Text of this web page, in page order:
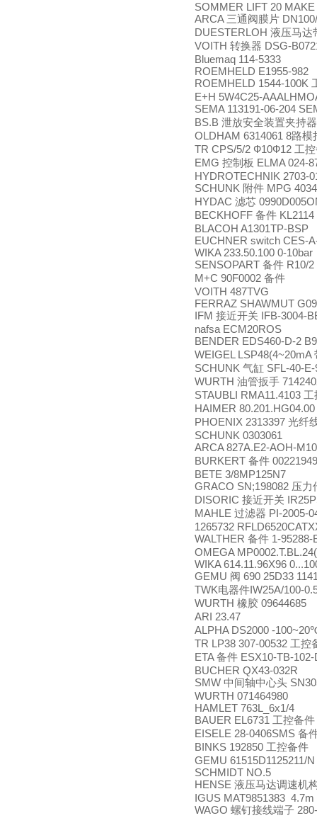
SOMMER LIFT 20
ARCA 三通阀膜片
DUESTERLOH 液压马达
VOITH 转换器 DSG-
Bluemaq 114-5333
ROEMHELD E1955-982
ROEMHELD 1544-100K
E+H 5W4C25-
SEMA 113191-06-204
BS.B 泄放安全装置夹持器
OLDHAM 6314061 8路模
TR CPS/5/2 Ф10Ф12 工
EMG 控制板 ELMA 024-
HYDROTECHNIK 2703-
SCHUNK 附件 MPG
HYDAC 滤芯
BECKHOFF 备件 KL2114
BLACOH A1301TP-BSP
EUCHNER switch CES-
WIKA 233.50.100 0-10bar
SENSOPART 备件 R10/2
M+C 90F0002 备件
VOITH 487TVG
FERRAZ SHAWMUT
IFM 接近开关 IFB-3004-
nafsa ECM20ROS
BENDER EDS460-D-2
WEIGEL LSP48(4~20mA
SCHUNK 气缸 SFL-40-
WURTH 油管扳手
STAUBLI RMA11.4103 工
HAIMER 80.201.HG04.00
PHOENIX 2313397 光纤
SCHUNK 0303061
ARCA 827A.E2-AOH-
BURKERT 备件 00221949
BETE 3/8MP125N7
GRACO SN;198082 压力
DISORIC 接近开关
MAHLE 过滤器 PI-2005-
1265732
WALTHER 备件 1-95288-
OMEGA
WIKA 614.11.96X96
GEMU 阀 690 25D33
TWK电器件IW25A/100-
WURTH 橡胶 09644685
ARI 23.47
ALPHA DS2000 -
TR LP38 307-00532 工控
ETA备件 ESX10-TB-
BUCHER QX43-032R
SMW 中间轴中心头
WURTH 071464980
HAMLET 763L_6x1/4
BAUER EL6731 工控备件
EISELE 28-0406SMS 备
BINKS 192850 工控备件
GEMU 61515D1125211/N
SCHMIDT NO.5
HENSE 液压马达调速机
IGUS MAT9851383 4.7m
WAGO 螺钉接线端子